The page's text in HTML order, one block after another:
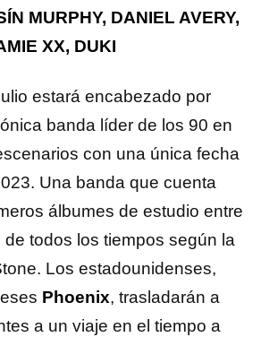
MURPHY, DANIEL AVERY,
XX, DUKI
estará encabezado por
banda líder de los 90 en
con una única fecha
Una banda que cuenta
álbumes de estudio entre
de todos los tiempos según la
Los estadounidenses,
Phoenix, trasladarán a
a un viaje en el tiempo a